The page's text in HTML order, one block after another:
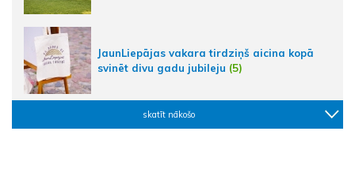
JaunLiepājas vakara tirdziņš aicina kopā
svinēt divu gadu jubileju (5)
skatīt nākošo